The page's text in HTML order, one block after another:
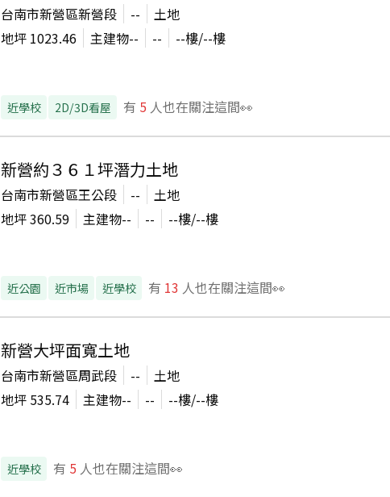
台南市新營區新營段 --
土地
地坪 1023.46 主建物-- -- --樓/--樓
近學校 2D/3D看屋 有 5 人也在關注這間👀
新營約３６１坪潛力土地
台南市新營區王公段 --
土地
地坪360.59 主建物-- -- --樓/--樓
近公園 近市場 近學校 有 13 人也在關注這間👀
新營大坪面寬土地
台南市新營區周武段 --
土地
地坪 535.74 主建物-- -- --樓/--樓
近學校 有 5 人也在關注這間👀